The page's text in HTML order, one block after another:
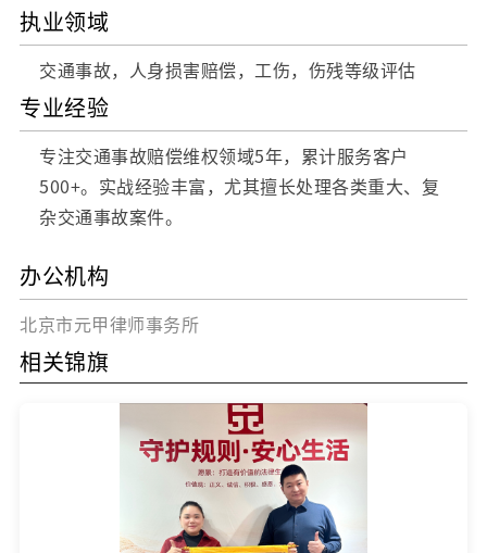
执业领域
交通事故，人身损害赔偿，工伤，伤残等级评估
专业经验
专注交通事故赔偿维权领域5年，累计服务客户
500+。实战经验丰富，尤其擅长处理各类重大、复
杂交通事故案件。
办公机构
北京市元甲律师事务所
相关锦旗